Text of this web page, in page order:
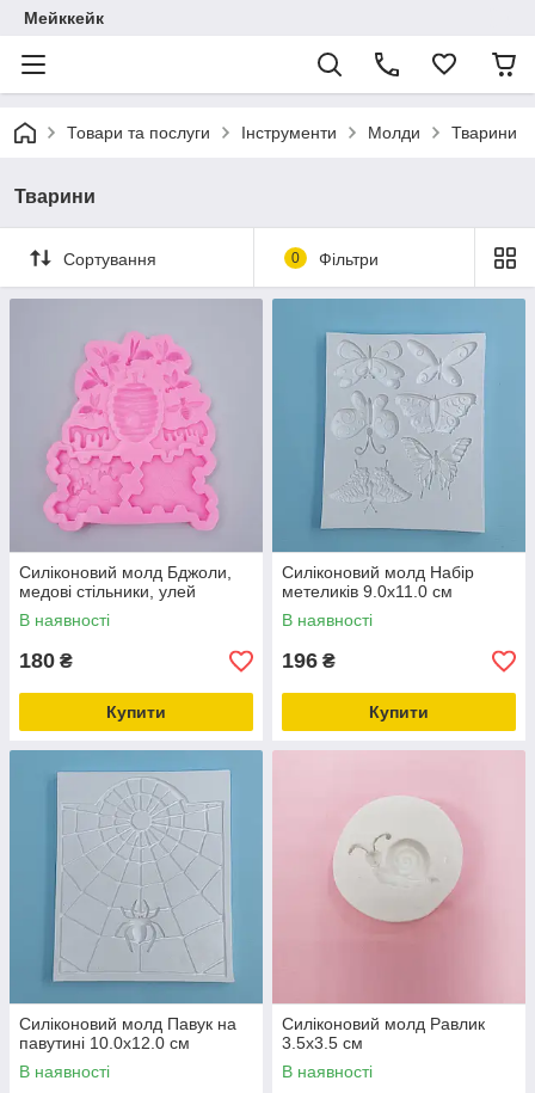
Мейккейк
Товари та послуги Інструменти Молди Тварини
Тварини
Сортування 0 Фільтри
Силіконовий молд Бджоли,
медові стільники, улей
В наявності
180 ₴
Купити
Силіконовий молд Набір
метеликів 9.0х11.0 см
В наявності
196 ₴
Купити
Силіконовий молд Павук на
павутині 10.0х12.0 см
В наявності
Силіконовий молд Равлик
3.5х3.5 см
В наявності